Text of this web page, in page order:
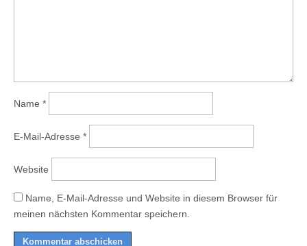
Name *
E-Mail-Adresse *
Website
Name, E-Mail-Adresse und Website in diesem Browser für
meinen nächsten Kommentar speichern.